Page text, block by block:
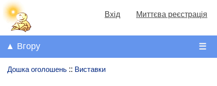
Вхід Миттєва реєстрація
☰
▲ Вгору
Дошка оголошень :: Виставки